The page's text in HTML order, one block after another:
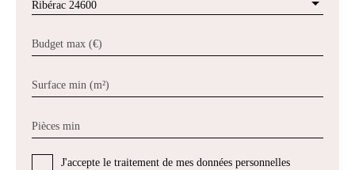
Ribérac 24600
Budget max (€)
Surface min (m²)
Pièces min
J'accepte le traitement de mes données personnelles